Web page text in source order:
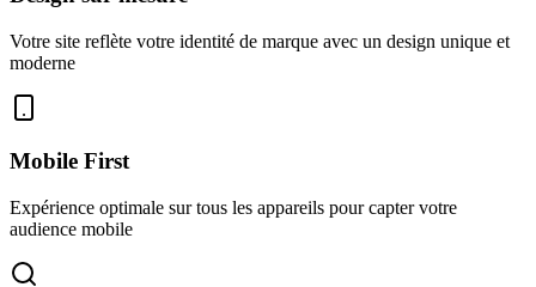
Votre site reflète votre identité de marque avec un design unique et
moderne
Mobile First
Expérience optimale sur tous les appareils pour capter votre
audience mobile